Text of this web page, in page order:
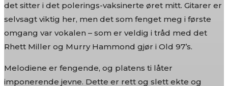
det sitter i det polerings-vaksinerte øret mitt. Gitarer er
selvsagt viktig her, men det som fenget meg i første
omgang var vokalen – som er veldig i tråd med det
Rhett Miller og Murry Hammond gjør i Old 97’s.
Melodiene er fengende, og platens ti låter
imponerende jevne. Dette er rett og slett ekte og